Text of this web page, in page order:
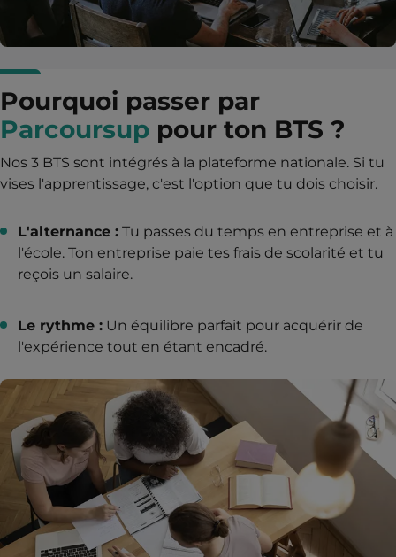
Pourquoi passer par
Parcoursup pour ton BTS ?
Nos 3 BTS sont intégrés à la plateforme nationale. Si tu
vises l'apprentissage, c'est l'option que tu dois choisir.
L'alternance : Tu passes du temps en entreprise et à
l'école. Ton entreprise paie tes frais de scolarité et tu
reçois un salaire.
Le rythme : Un équilibre parfait pour acquérir de
l'expérience tout en étant encadré.